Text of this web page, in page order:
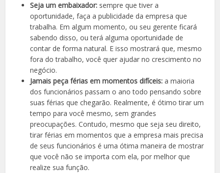
Seja um embaixador: sempre que tiver a
oportunidade, faça a publicidade da empresa que
trabalha. Em algum momento, ou seu gerente ficará
sabendo disso, ou terá alguma oportunidade de
contar de forma natural. E isso mostrará que, mesmo
fora do trabalho, você quer ajudar no crescimento no
negócio.
Jamais peça férias em momentos difíceis: a maioria
dos funcionários passam o ano todo pensando sobre
suas férias que chegarão. Realmente, é ótimo tirar um
tempo para você mesmo, sem grandes
preocupações. Contudo, mesmo que seja seu direito,
tirar férias em momentos que a empresa mais precisa
de seus funcionários é uma ótima maneira de mostrar
que você não se importa com ela, por melhor que
realize sua função.